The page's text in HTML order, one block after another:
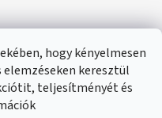
hogy kényelmesen
elemzéseken keresztül
teljesítményét és